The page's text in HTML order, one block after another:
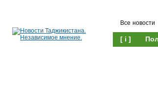
Все новости
[ i ]